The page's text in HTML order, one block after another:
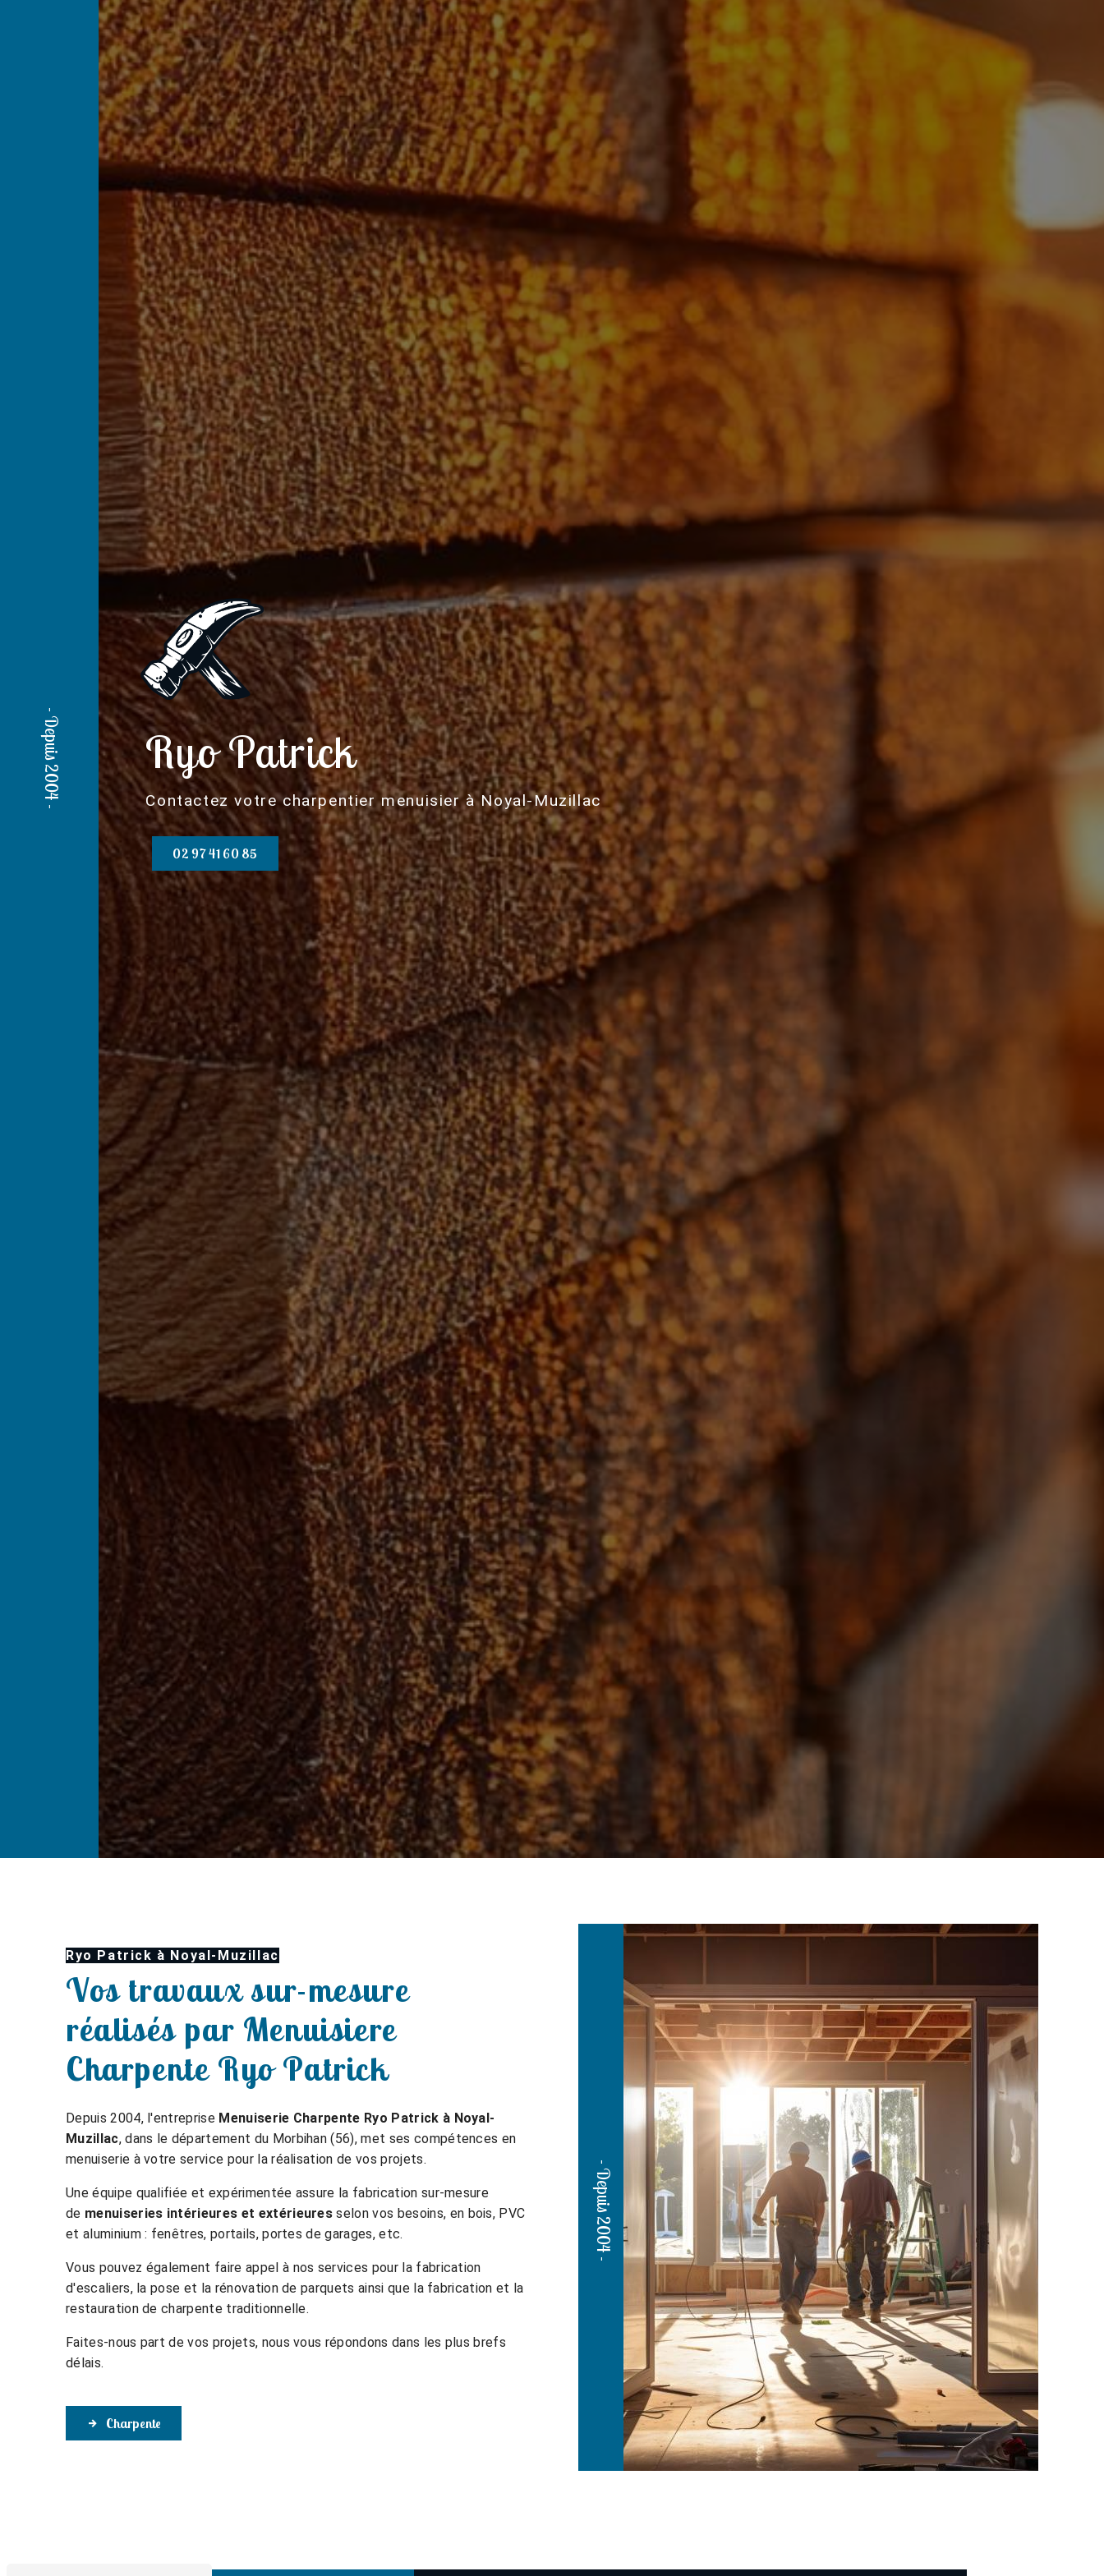
Ryo Patrick
Contactez votre charpentier menuisier à Noyal-Muzillac
02 97 41 60 85
Ryo Patrick à Noyal-Muzillac
Vos travaux sur-mesure
réalisés par Menuisiere
Charpente Ryo Patrick
Depuis 2004, l'entreprise Menuiserie Charpente Ryo Patrick à Noyal-
Muzillac, dans le département du Morbihan (56), met ses compétences en
menuiserie à votre service pour la réalisation de vos projets.
Une équipe qualifiée et expérimentée assure la fabrication sur-mesure
de menuiseries intérieures et extérieures selon vos besoins, en bois, PVC
et aluminium : fenêtres, portails, portes de garages, etc.
Vous pouvez également faire appel à nos services pour la fabrication
d'escaliers, la pose et la rénovation de parquets ainsi que la fabrication et la
restauration de charpente traditionnelle.
Faites-nous part de vos projets, nous vous répondons dans les plus brefs
délais.
Charpente